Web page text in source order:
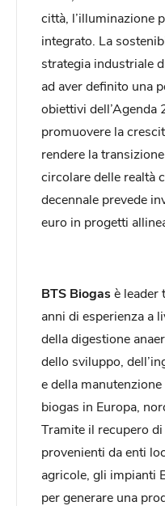
città, l’illuminazione
integrato. La
strategia industriale
ad aver definito una
obiettivi dell’Agenda
promuovere la
rendere la
circolare delle realtà
decennale prevede
euro in progetti
BTS Biogasè leader
anni di esperienza a
della digestione
dello sviluppo,
e della
biogas in Europa,
Tramite il recupero
provenienti da enti
agricole, gli impianti
per generare una